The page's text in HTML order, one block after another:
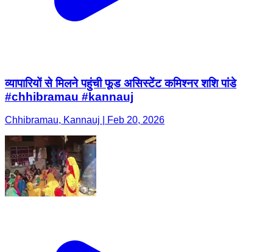
व्यापारियों से मिलने पहुंची फूड असिस्टेंट कमिश्नर शशि पांडे
#chhibramau #kannauj
Chhibramau, Kannauj | Feb 20, 2026